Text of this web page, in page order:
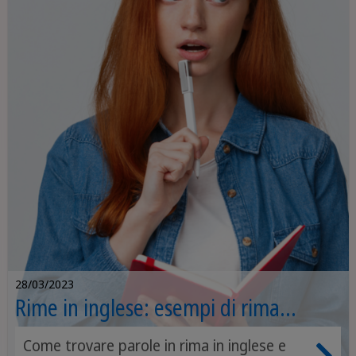
preposizioni di tempo in inglese. A volte si
abbinano agli avverbi di tempo, che puoi
studiare e approfondire qui su
Sprachcaffe grazie ai nostri corsi di lingua
online; in altri casi, invece, le preposizioni
vengono utilizzate da sole.
28/03/2023
Rime in inglese: esempi di rima
baciata e rimario
Come trovare parole in rima in inglese e